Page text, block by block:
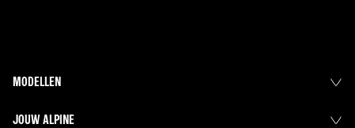
MODELLEN
JOUW ALPINE